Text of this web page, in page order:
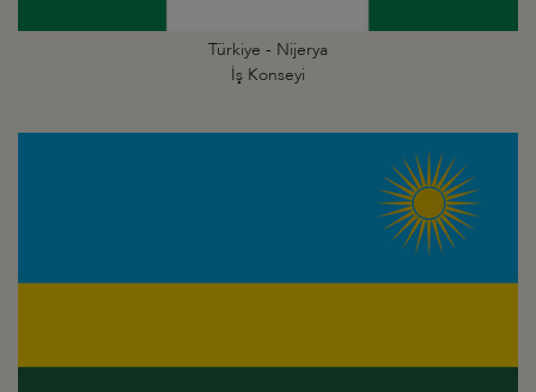
Türkiye - Nijerya
İş Konseyi